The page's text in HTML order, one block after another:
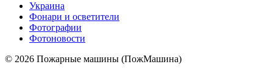
Украина
Фонари и осветители
Фотографии
Фотоновости
© 2026 Пожарные машины (ПожМашина)